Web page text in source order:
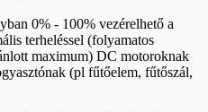
0% - 100% vezérelhető a
terheléssel (folyamatos
maximum) DC motoroknak
(pl fűtőelem, fűtőszál,